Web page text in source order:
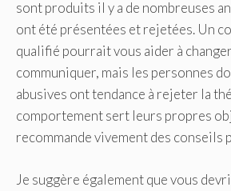
sont produits il y a de nombreuses
ont été présentées et rejetées. Un
qualifié pourrait vous aider à
communiquer, mais les personnes
abusives ont tendance à rejeter la
comportement sert leurs propres
recommande vivement des conseils
Je suggère également que vous